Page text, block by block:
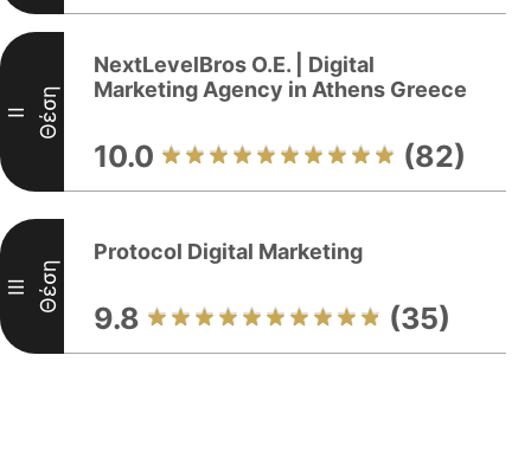
II Θέση
NextLevelBros O.E. | Digital
Marketing Agency in Athens Greece
10.0 (82)
III Θέση
Protocol Digital Marketing
9.8 (35)